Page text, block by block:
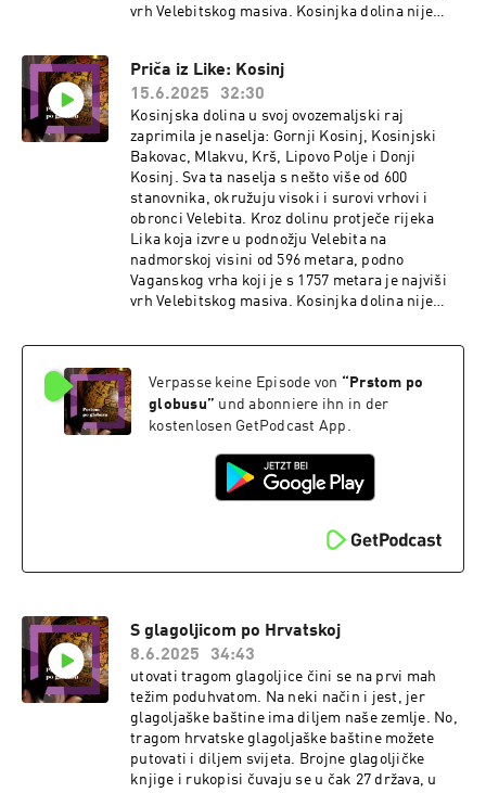
vrh Velebitskog masiva. Kosinjka dolina nije
tiskare u Hrvata krajem 15. stoljeća i rodno
mjesto tiskara pavlina Ambroza Kacitića. Moj
suhodač Zagrepčanin, u srcu Kosinjanin dr.
znanosti s područja povijesti i magistar
informacijskih znanosti Ivan Mance.
Priča iz Like: Kosinj
15.6.2025
32:30
Kosinjska dolina u svoj ovozemaljski raj
zaprimila je naselja: Gornji Kosinj, Kosinjski
Bakovac, Mlakvu, Krš, Lipovo Polje i Donji
Kosinj. Sva ta naselja s nešto više od 600
stanovnika, okružuju visoki i surovi vrhovi i
obronci Velebita. Kroz dolinu protječe rijeka
Lika koja izvre u podnožju Velebita na
nadmorskoj visini od 596 metara, podno
Vaganskog vrha koji je s 1757 metara je najviši
vrh Velebitskog masiva. Kosinjka dolina nije
je i vrlo znamenita, jer tu dom prve glagoljaške
mjesto tiskara pavlina Ambroza Kacitića. Moj
suhodač Zagrepčanin, u srcu Kosinjanin dr.
znanosti s područja povijesti i magistar
Verpasse keine Episode von “ Prstom po
globusu” und abonniere ihn in der
kostenlosen GetPodcast App.
S glagoljicom po Hrvatskoj
8.6.2025
34:43
utovati tragom glagoljice čini se na prvi mah
težim poduhvatom. Na neki način i jest, jer
glagoljaške baštine ima diljem naše zemlje. No,
tragom hrvatske glagoljaške baštine možete
putovati i diljem svijeta. Brojne glagoljičke
knjige i rukopisi čuvaju se u čak 27 država, u